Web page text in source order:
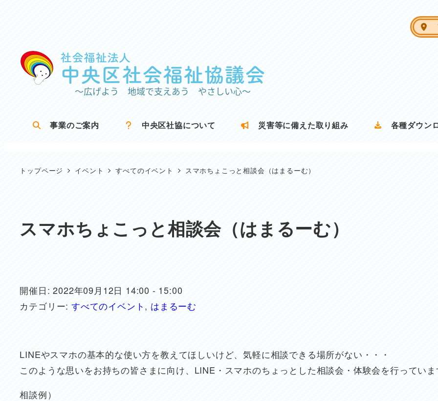
事業のご案内 中央区社協について 災害等に備えた取り組み 各種ダウン
トップページ イベント すべてのイベント スマホちょこっと相談会（はまるーむ）
スマホちょこっと相談会（はまるーむ）
開催日: 2022年09月12日 14:00 - 15:00
カテゴリー: すべてのイベント, はまるーむ
LINEやスマホの基本的な使い方を教えてほしいけど、気軽に相談できる場所がない・・・
このような思いをお持ちの皆さまに向け、LINE・スマホのちょっとした相談会・体験会を行ってい
相談例）